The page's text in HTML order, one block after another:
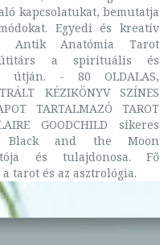
kapcsolatukat, bemutatja
Egyedi és kreatív
Antik Anatómia Tarot
útitárs a spirituális és
útján. - 80 OLDALAS,
KÉZIKÖNYV SZÍNES
TARTALMAZÓ TAROT
GOODCHILD sikeres
Black and the Moon
és tulajdonosa. Fő
tarot és az asztrológia.